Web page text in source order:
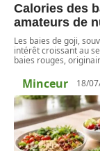
Calories des
amateurs de
Les baies de goji,
intérêt croissant au
baies rouges,
Minceur 18/